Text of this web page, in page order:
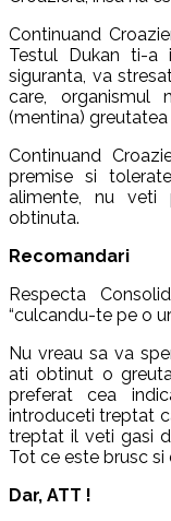
Continuand
Testul Dukan ti-
siguranta, va
care,
(mentina)
Continuand
premise si
alimente, nu veti
obtinuta.
Recomandari
Respecta
“culcandu-te pe o
Nu vreau sa va
ati obtinut o
preferat cea
introduceti treptat
treptat il veti gasi
Tot ce este brusc si
Dar, ATT !